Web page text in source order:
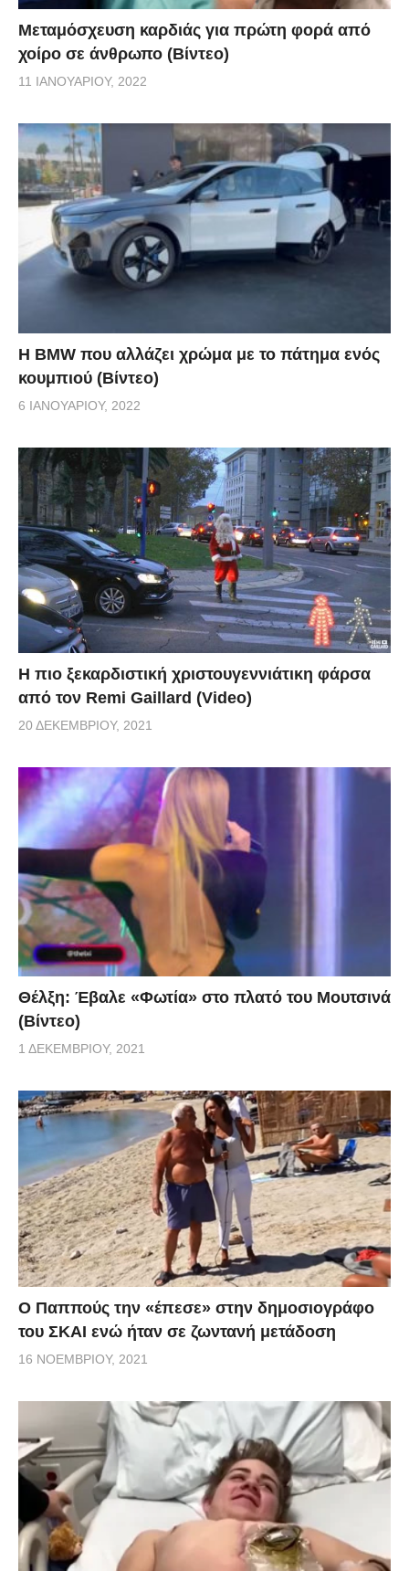
Μεταμόσχευση καρδιάς για πρώτη φορά από
χοίρο σε άνθρωπο (Βίντεο)
11 ΙΑΝΟΥΑΡΊΟΥ, 2022
Η BMW που αλλάζει χρώμα με το πάτημα ενός
κουμπιού (Βίντεο)
6 ΙΑΝΟΥΑΡΊΟΥ, 2022
Η πιο ξεκαρδιστική χριστουγεννιάτικη φάρσα
από τον Remi Gaillard (Video)
20 ΔΕΚΕΜΒΡΊΟΥ, 2021
Θέλξη: Έβαλε «Φωτία» στο πλατό του Μουτσινά
(Βίντεο)
1 ΔΕΚΕΜΒΡΊΟΥ, 2021
Ο Παππούς την «έπεσε» στην δημοσιογράφο
του ΣΚΑΙ ενώ ήταν σε ζωντανή μετάδοση
16 ΝΟΕΜΒΡΊΟΥ, 2021